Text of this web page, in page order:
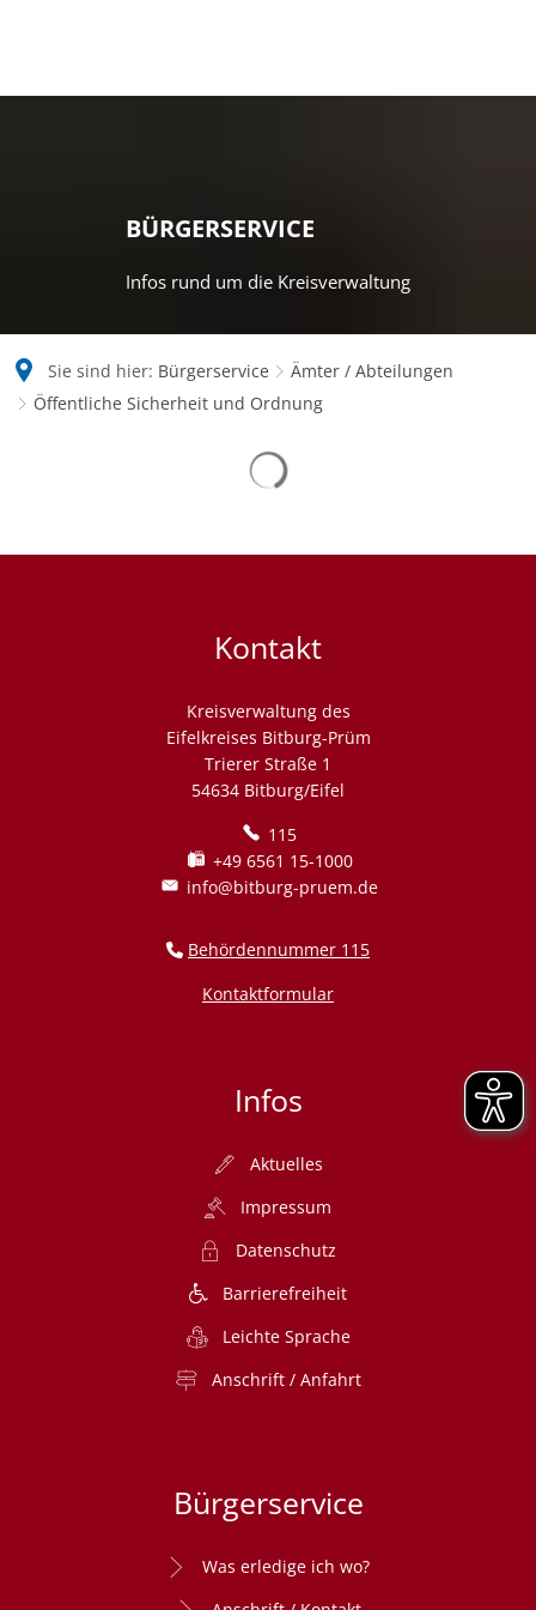
BÜRGERSERVICE
Infos rund um die Kreisverwaltung
Sie sind hier: Bürgerservice
Ämter / Abteilungen
Öffentliche Sicherheit und Ordnung
und
Kontakt
Kreisverwaltung des
Eifelkreises Bitburg-Prüm
Trierer Straße 1
54634 Bitburg/Eifel
115
+49 6561 15-1000
info@bitburg-pruem.de
Behördennummer 115
Kontaktformular
Infos
Aktuelles
Impressum
Datenschutz
Barrierefreiheit
Leichte Sprache
Anschrift / Anfahrt
Bürgerservice
Was erledige ich wo?